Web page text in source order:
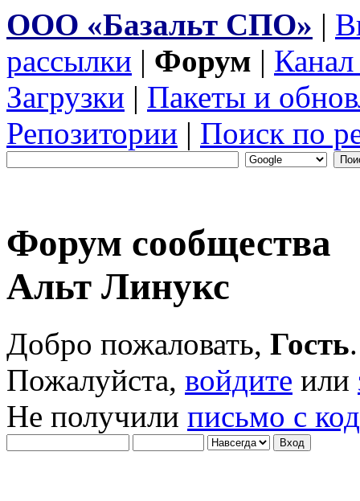
ООО «Базальт СПО» |
рассылки | Форум |
Загрузки | Пакеты и
Репозитории | Поиск по
Форум сообщества
Альт Линукс
Добро пожаловать, Гость.
Пожалуйста, войдите или
Не получили письмо с